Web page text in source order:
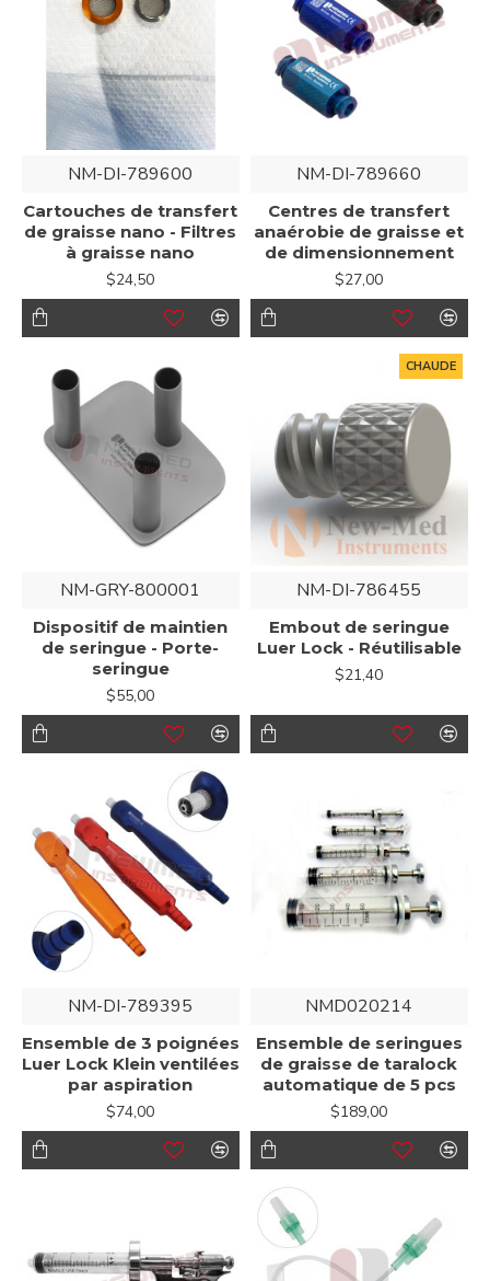
NM-DI-789600
Cartouches de transfert
de graisse nano - Filtres
à graisse nano
$24,50
NM-DI-789660
Centres de transfert
anaérobie de graisse et
de dimensionnement
$27,00
NM-GRY-800001
Dispositif de maintien
de seringue - Porte-
seringue
$55,00
CHAUDE
NM-DI-786455
Embout de seringue
Luer Lock - Réutilisable
$21,40
NM-DI-789395
Ensemble de 3 poignées
Luer Lock Klein ventilées
par aspiration
$74,00
NMD020214
Ensemble de seringues
de graisse de taralock
automatique de 5 pcs
$189,00